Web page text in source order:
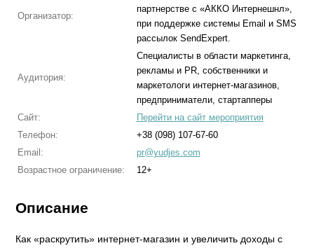
Организатор:
партнерстве с «АККО Интернешнл»,
при поддержке системы Email и SMS
рассылок SendExpert.
Аудитория:
Специалисты в области маркетинга,
рекламы и PR, собственники и
маркетологи интернет-магазинов,
предприниматели, стартапперы
Сайт:
Перейти на сайт мероприятия
Телефон:
+38 (098) 107-67-60
Email:
pr@yudjes.com
Возрастное ограничение:
12+
Описание
Как «раскрутить» интернет-магазин и увеличить доходы с